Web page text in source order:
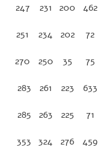
247 231 200 462
251 234 202 72
270 250 35 75
283 261 223 633
285 263 225 71
353 324 276 459